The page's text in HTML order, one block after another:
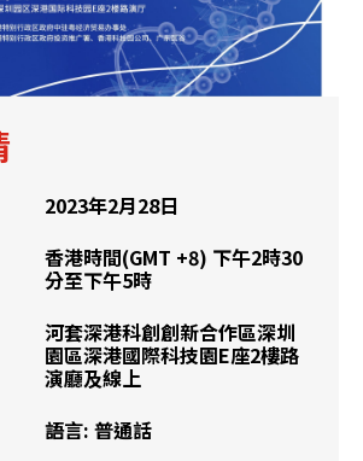
2023年2月28日
香港時間(GMT +8) 下午2時30
分至下午5時
河套深港科創創新合作區深圳
園區深港國際科技園E座2樓路
演廳及線上
語言: 普通話